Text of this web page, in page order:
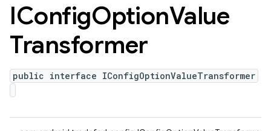
IConfigOptionValue
Transformer
public interface IConfigOptionValueTransformer